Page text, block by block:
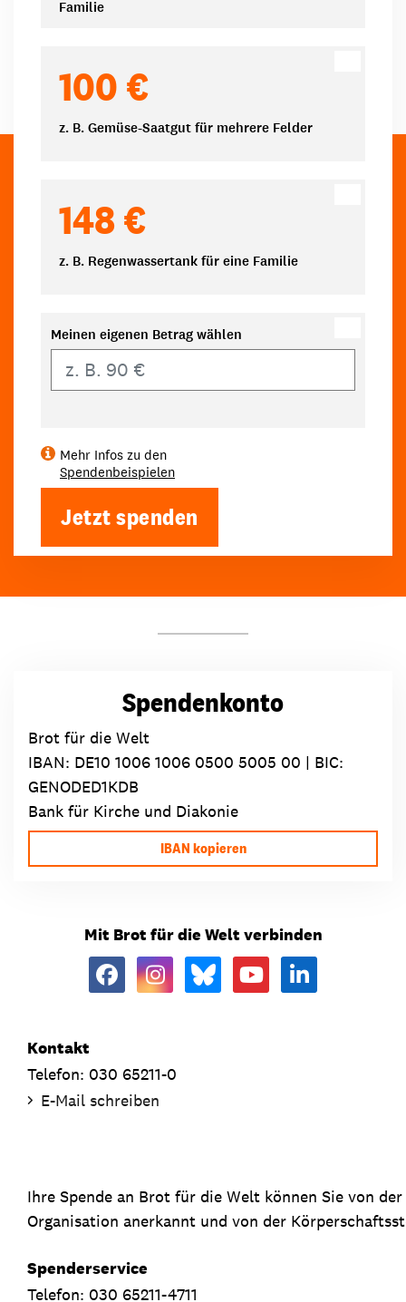
Familie
100 €
z. B. Gemüse-Saatgut für mehrere Felder
148 €
z. B. Regenwassertank für eine Familie
Meinen eigenen Betrag wählen
Mehr Infos zu den
Spendenbeispielen
Jetzt spenden
Spendenkonto
Brot für die Welt
IBAN: DE10 1006 1006 0500 5005 00 | BIC:
GENODED1KDB
Bank für Kirche und Diakonie
IBAN kopieren
Mit Brot für die Welt verbinden
Kontakt
Telefon: 030 65211-0
E-Mail schreiben
Ihre Spende an Brot für die Welt können Sie von
Organisation anerkannt und von der
Spenderservice
Telefon: 030 65211-4711